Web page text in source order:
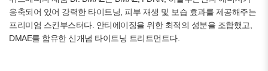
응축되어 있어 강력한 타이트닝, 피부 재생 및 보습 효과를 제공해주는
프리미엄 스킨부스터다. 안티에이징을 위한 최적의 성분을 조합했고,
DMAE를 함유한 신개념 타이트닝 트리트먼트다.